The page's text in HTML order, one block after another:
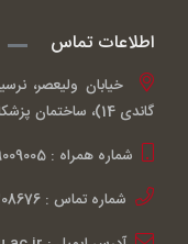
اطلاعات تماس
خیابان ولیعصر،
گاندی 14)، ساختمان پزشکان شفق، پلاک 11، طبقه اول
شماره همراه : 09379009005
شماره تماس : 02191308676